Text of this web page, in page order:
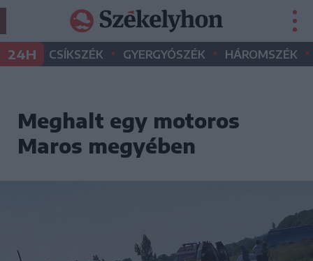
24H CSÍKSZÉK • GYERGYÓSZÉK • HÁROMSZÉK •
Meghalt egy motoros
Maros megyében